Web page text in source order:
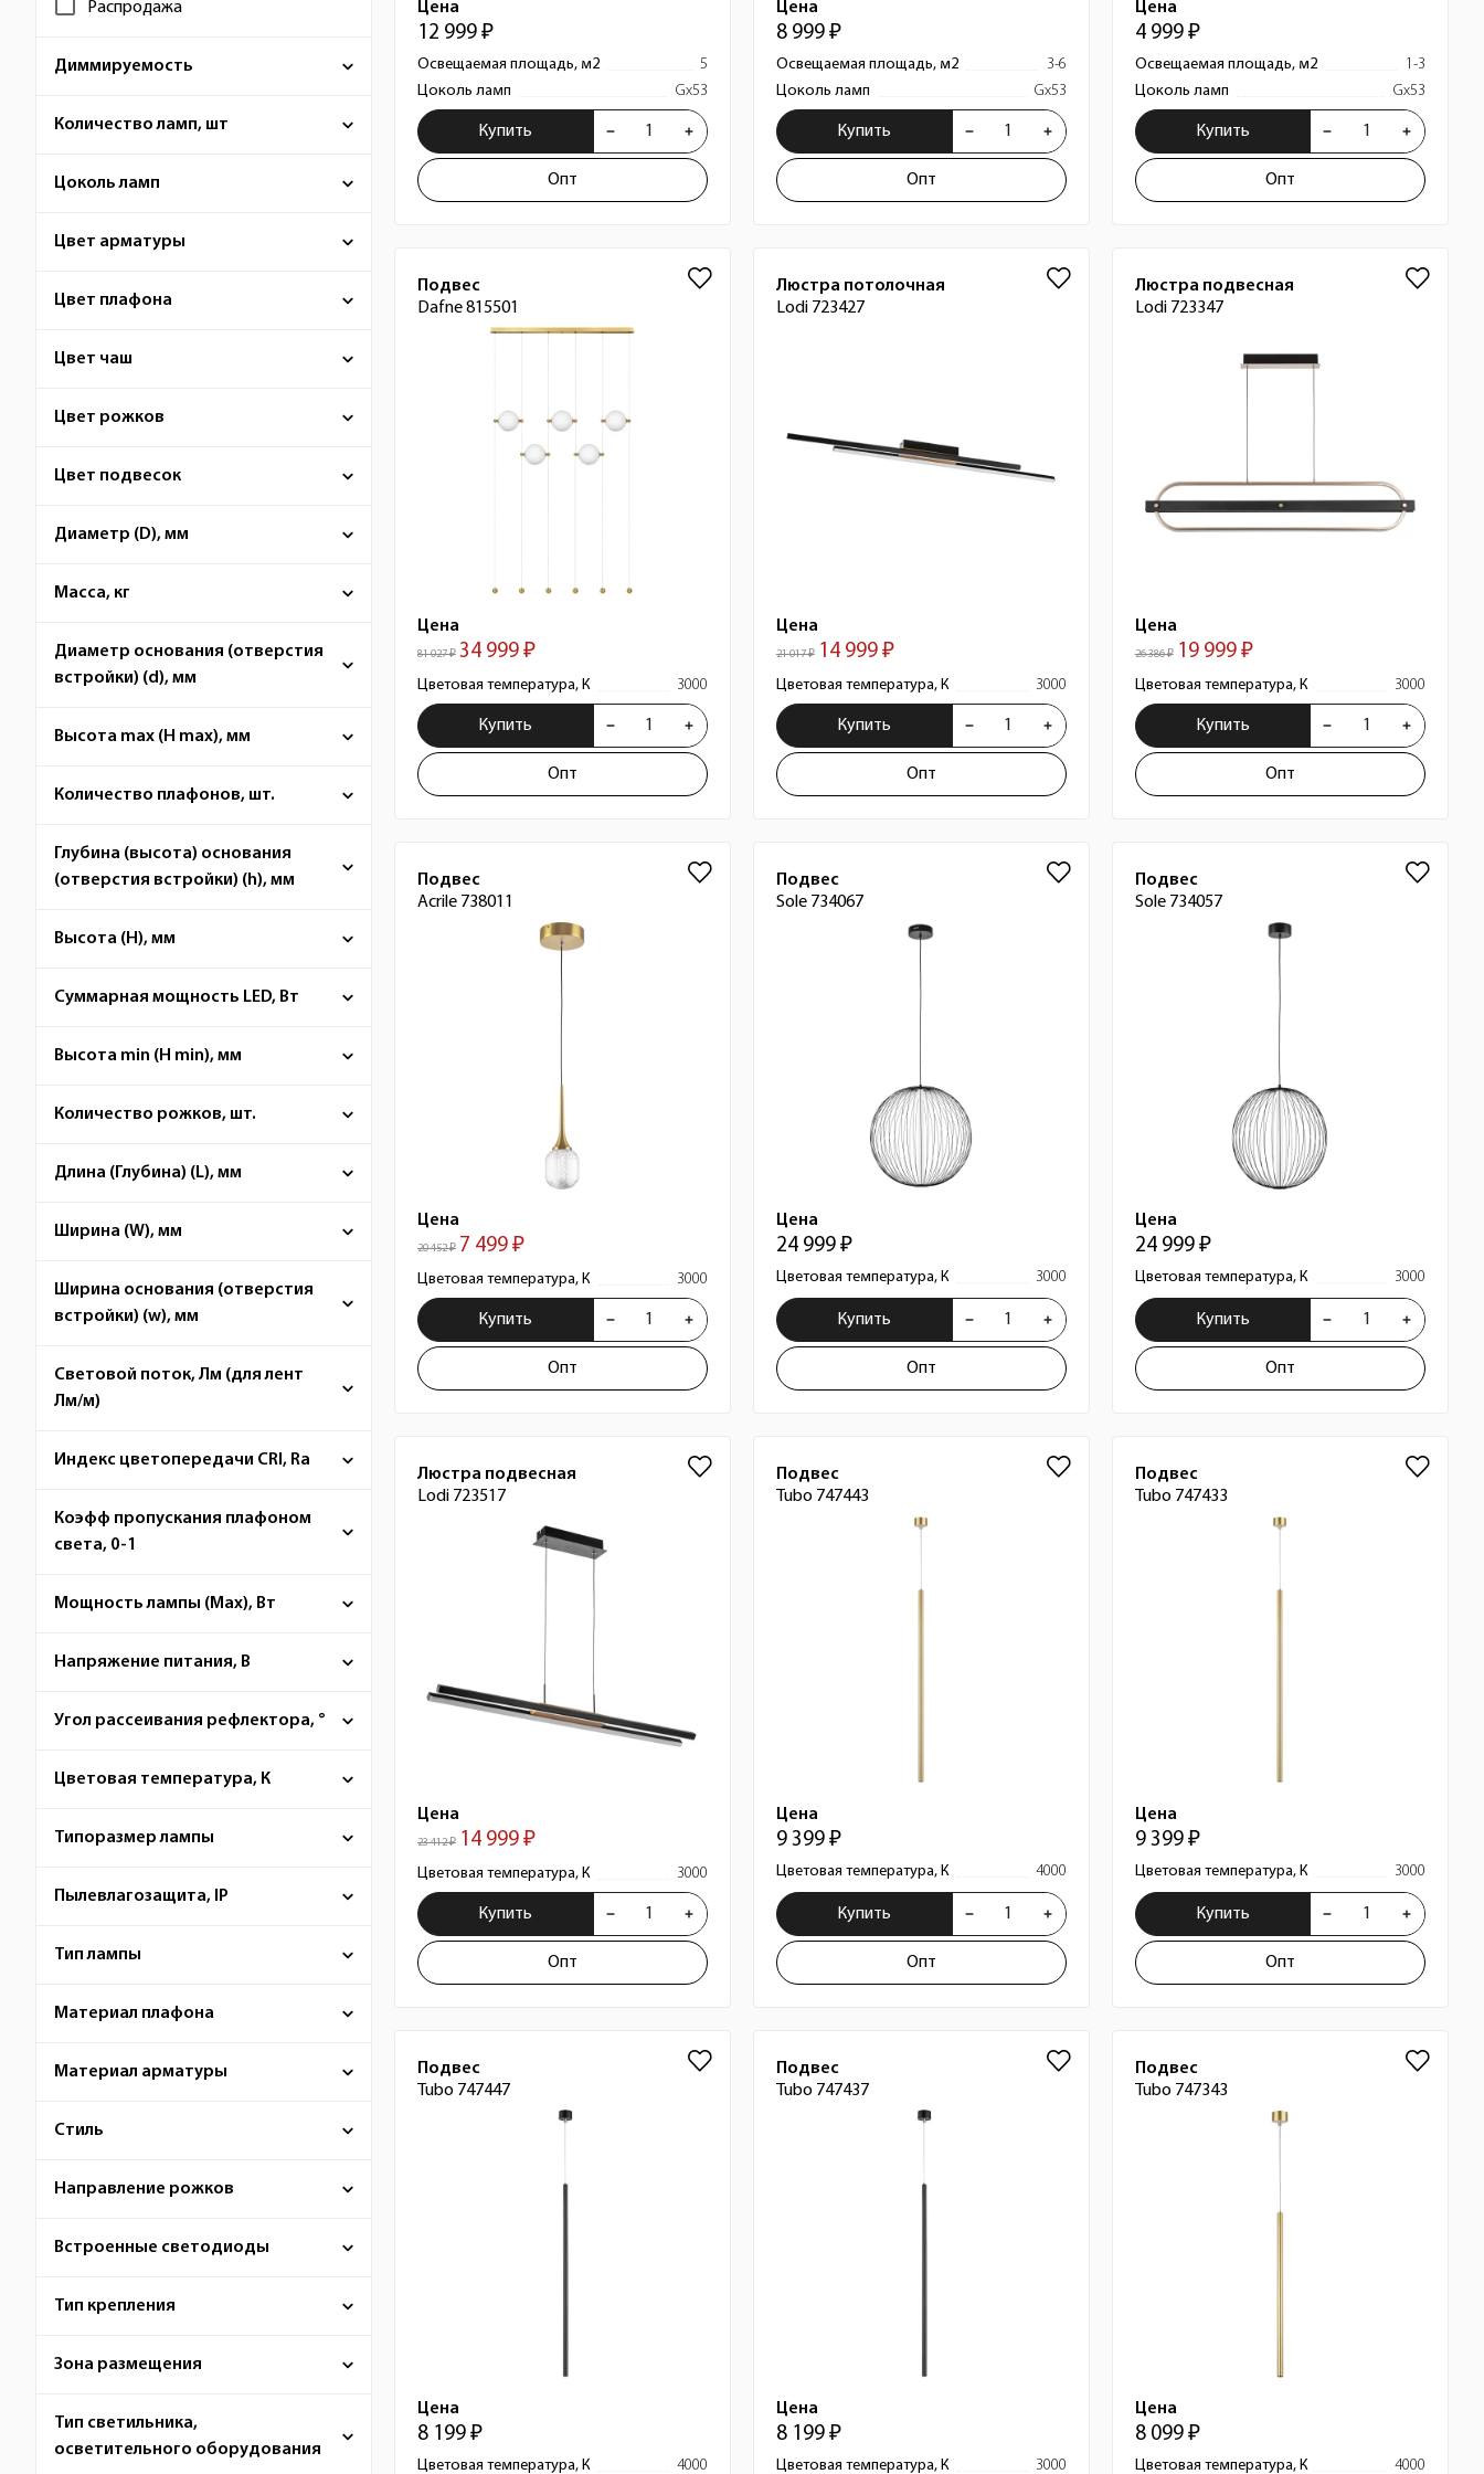
Распродажа
Диммируемость
Количество ламп, шт
Цоколь ламп
Цвет арматуры
Цвет плафона
Цвет чаш
Цвет рожков
Цвет подвесок
Диаметр (D), мм
Масса, кг
Диаметр основания (отверстия
встройки) (d), мм
Высота max (H max), мм
Количество плафонов, шт.
Глубина (высота) основания
(отверстия встройки) (h), мм
Высота (H), мм
Суммарная мощность LED, Вт
Высота min (H min), мм
Количество рожков, шт.
Длина (Глубина) (L), мм
Ширина (W), мм
Ширина основания (отверстия
встройки) (w), мм
Световой поток, Лм (для лент
Лм/м)
Индекс цветопередачи CRI, Ra
Коэфф пропускания плафоном
света, 0-1
Мощность лампы (Max), Вт
Напряжение питания, В
Угол рассеивания рефлектора, °
Цветовая температура, К
Типоразмер лампы
Пылевлагозащита, IP
Тип лампы
Материал плафона
Материал арматуры
Стиль
Направление рожков
Встроенные светодиоды
Тип крепления
Зона размещения
Тип светильника,
осветительного оборудования
Цена
12 999 ₽
Освещаемая площадь, м2
5
Цоколь ламп
Gx53
Купить
Опт
Цена
8 999 ₽
Освещаемая площадь, м2
3-6
Цоколь ламп
Gx53
Купить
Опт
Цена
4 999 ₽
Освещаемая площадь, м2
1-3
Цоколь ламп
Gx53
Купить
Опт
Подвес
Dafne 815501
Цена
81 027 ₽ 34 999 ₽
Цветовая температура, К 3000
Купить
Опт
Люстра потолочная
Lodi 723427
Цена
21 017 ₽ 14 999 ₽
Цветовая температура, К 3000
Купить
Опт
Люстра подвесная
Lodi 723347
Цена
26 386 ₽ 19 999 ₽
Цветовая температура, К 3000
Купить
Опт
Подвес
Acrile 738011
Цена
20 452 ₽ 7 499 ₽
Цветовая температура, К 3000
Купить
Опт
Подвес
Sole 734067
Цена
24 999 ₽
Цветовая температура, К 3000
Купить
Опт
Подвес
Sole 734057
Цена
24 999 ₽
Цветовая температура, К 3000
Купить
Опт
Люстра подвесная
Lodi 723517
Цена
23 412 ₽ 14 999 ₽
Цветовая температура, К 3000
Купить
Опт
Подвес
Tubo 747443
Цена
9 399 ₽
Цветовая температура, К 4000
Купить
Опт
Подвес
Tubo 747433
Цена
9 399 ₽
Цветовая температура, К 3000
Купить
Опт
Подвес
Tubo 747447
Цена
8 199 ₽
Цветовая температура, К 4000
Подвес
Tubo 747437
Цена
8 199 ₽
Цветовая температура, К 3000
Подвес
Tubo 747343
Цена
8 099 ₽
Цветовая температура, К 4000